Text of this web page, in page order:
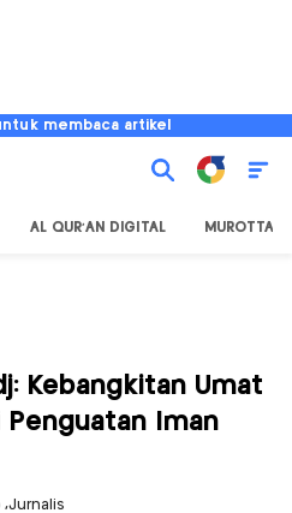
membaca artikel
AL QUR'AN DIGITAL MUROTTAL
Kebangkitan Umat
Penguatan Iman
,Jurnalis